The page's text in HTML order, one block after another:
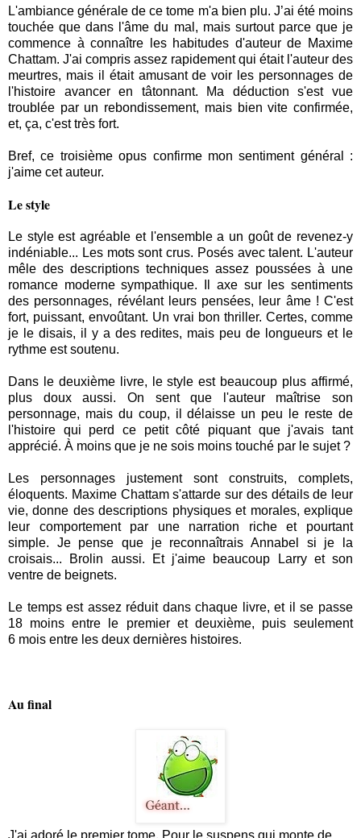
L'ambiance générale de ce tome m'a bien plu. J’ai été moins
touchée que dans l'âme du mal, mais surtout parce que je
commence à connaître les habitudes d'auteur de Maxime
Chattam. J'ai compris assez rapidement qui était l'auteur des
meurtres, mais il était amusant de voir les personnages de
l'histoire avancer en tâtonnant. Ma déduction s'est vue
troublée par un rebondissement, mais bien vite confirmée,
et, ça, c'est très fort.
Bref, ce troisième opus confirme mon sentiment général :
j'aime cet auteur.
Le style
Le style est agréable et l'ensemble a un goût de revenez-y
indéniable... Les mots sont crus. Posés avec talent. L'auteur
mêle des descriptions techniques assez poussées à une
romance moderne sympathique. Il axe sur les sentiments
des personnages, révélant leurs pensées, leur âme ! C'est
fort, puissant, envoûtant. Un vrai bon thriller. Certes, comme
je le disais, il y a des redites, mais peu de longueurs et le
rythme est soutenu.
Dans le deuxième livre, le style est beaucoup plus affirmé,
plus doux aussi. On sent que l'auteur maîtrise son
personnage, mais du coup, il délaisse un peu le reste de
l'histoire qui perd ce petit côté piquant que j'avais tant
apprécié. À moins que je ne sois moins touché par le sujet ?
Les personnages justement sont construits, complets,
éloquents. Maxime Chattam s'attarde sur des détails de leur
vie, donne des descriptions physiques et morales, explique
leur comportement par une narration riche et pourtant
simple. Je pense que je reconnaîtrais Annabel si je la
croisais... Brolin aussi. Et j'aime beaucoup Larry et son
ventre de beignets.
Le temps est assez réduit dans chaque livre, et il se passe
18 moins entre le premier et deuxième, puis seulement
6 mois entre les deux dernières histoires.
Au final
J'ai adoré le premier tome. Pour le suspens qui monte de